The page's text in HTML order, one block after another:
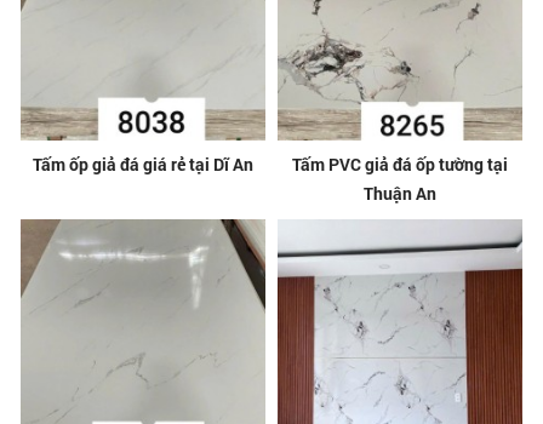
Tấm ốp giả đá giá rẻ tại Dĩ An
Tấm PVC giả đá ốp tường tại
Thuận An